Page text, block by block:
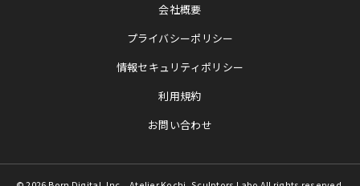
会社概要
プライバシーポリシー
情報セキュリティポリシー
利用規約
お問い合わせ